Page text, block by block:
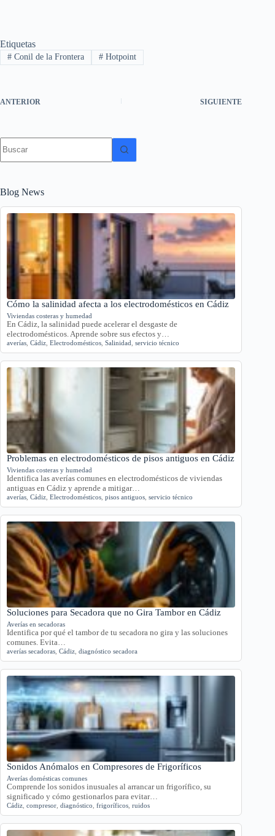
Etiquetas
#Conil de la Frontera #Hotpoint
ANTERIOR SIGUIENTE
resultados
Blog News
Cómo la salinidad afecta a los electrodomésticos en Cádiz
Viviendas costeras y humedad
En Cádiz, la salinidad puede acelerar el desgaste de
electrodomésticos. Aprende sobre sus efectos y…
averías Cádiz Electrodomésticos Salinidad servicio técnico
Problemas en electrodomésticos de pisos antiguos en Cádiz
Viviendas costeras y humedad
Identifica las averías comunes en electrodomésticos de viviendas
antiguas en Cádiz y aprende a mitigar…
averías Cádiz Electrodomésticos pisos antiguos servicio técnico
Soluciones para Secadora que no Gira Tambor en Cádiz
Averías en secadoras
Identifica por qué el tambor de tu secadora no gira y las soluciones
comunes. Evita…
averías secadoras Cádiz diagnóstico secadora
Sonidos Anómalos en Compresores de Frigoríficos
Averías domésticas comunes
Comprende los sonidos inusuales al arrancar un frigorífico, su
significado y cómo gestionarlos para evitar…
Cádiz compresor diagnóstico frigoríficos ruidos